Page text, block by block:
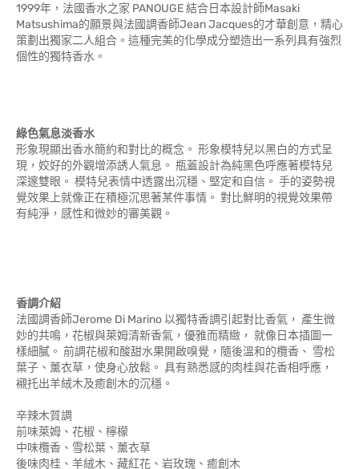
1999年，法國香水之家 PANOUGE 結合日本設計師Masaki
Matsushima的願景與法國調香師Jean Jacques的才華創意，精心
策劃出獨家二人組合。這種完美的化學成分塑造出一系列具有強烈
個性的獨特香水。
綠色氣息淡香水
形象現顯出香水簡約和對比的概念。 形象模特兒以黑白的方式呈
現，姣好的外觀增添誘人氣息。 瓶蓋設計為純黑色呼應著模特兒
深邃雙眼。 模特兒表情中透露出沉穩、堅定和自信。 手的姿勢視
覺效果上就像正在積極沉思著某件事情。 對比鮮明的視覺效果帶
有純淨，感性和微妙的審美觀。
香調介紹
法國調香師Jerome Di Marino 以獨特香調引起對比香氣， 產生微
妙的共鳴，花椒與萊姆清新香氣，優雅而精緻， 就像日本插圖一
樣細膩。 前調花椒和酸甜水果開啟嗅覺，隨後溫和的欖香、 雪松
葉子、薰衣草，使身心放鬆。 具有熟悉感的肉桂與花香相呼應，
襯托出羊絨木及癒創木的沉穩。
辛辣木質調
前味萊姆、花椒、檸檬
中味欖香、雪松葉、薰衣草
後味肉桂、羊絨木、藏紅花、岩玫瑰、癒創木